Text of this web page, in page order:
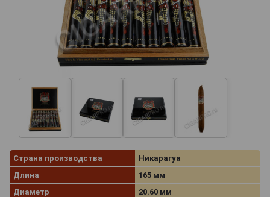
Страна производства
Никарагуа
Длина
165 мм
Диаметр
20.60 мм